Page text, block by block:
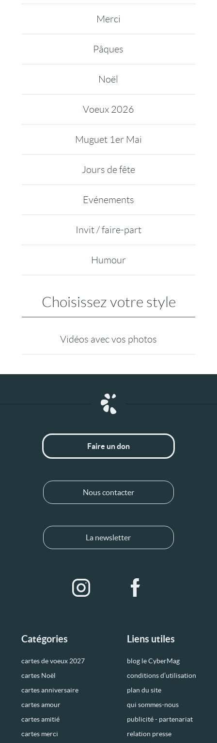
Merci
Pâques
Noël
Voeux 2026
Muguet 1er Mai
Jours de fête
Evénements
Invit / faire-part
Humour
Choisissez votre style
Vidéos avec vos photos
Catégories
cartes de voeux 2027
cartes Noël
cartes anniversaire
cartes amour
cartes amitié
cartes merci
Liens utiles
blog le CyberMag
conditions d’utilisation
plan du site
qui sommes-nous
publicité - partenariat
relation presse
Faire un don
Nous contacter
La newsletter